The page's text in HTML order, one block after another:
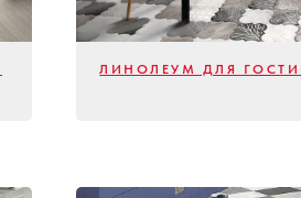
ЛИНОЛЕУМ ДЛЯ